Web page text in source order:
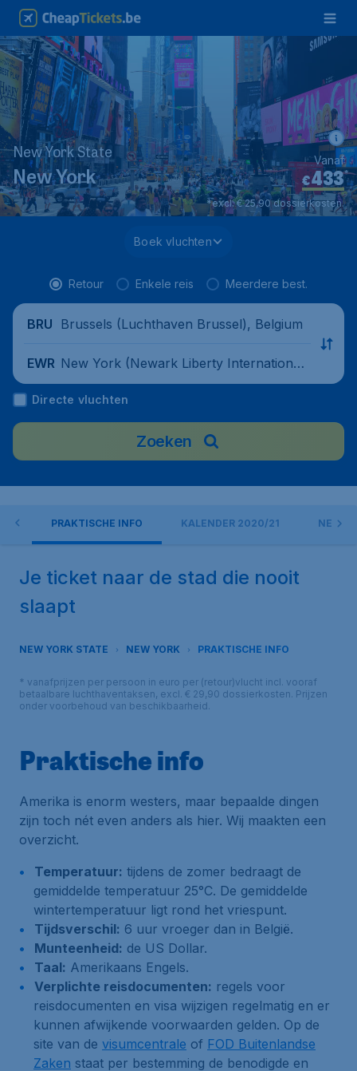
New York State
New York €433*
Vanaf
*excl. € 25,90 dossierkosten.
Boek vluchten
Retour Enkele reis Meerdere best.
BRU Brussels (Luchthaven Brussel), Belgium
EWR New York (Newark Liberty International
Airport), United States
Directe vluchten
Zoeken
PRAKTISCHE INFO KALENDER 2020/21 NEW
Je ticket naar de stad die nooit
slaapt
NEW YORK STATE NEW YORK PRAKTISCHE INFO
* vanafprijzen per persoon in euro per (retour)vlucht incl. vooraf
betaalbare luchthaventaksen, excl. € 29,90 dossierkosten. Prijzen
onder voorbehoud van beschikbaarheid.
Praktische info
Amerika is enorm westers, maar bepaalde dingen
zijn toch nét even anders als hier. Wij maakten een
overzicht.
Temperatuur: tijdens de zomer bedraagt de
gemiddelde temperatuur 25°C. De gemiddelde
wintertemperatuur ligt rond het vriespunt.
Tijdsverschil: 6 uur vroeger dan in België.
Munteenheid: de US Dollar.
Taal: Amerikaans Engels.
Verplichte reisdocumenten: regels voor
reisdocumenten en visa wijzigen regelmatig en er
kunnen afwijkende voorwaarden gelden. Op de
site van de visumcentrale of FOD Buitenlandse
Zaken staat per bestemming de benodigde en